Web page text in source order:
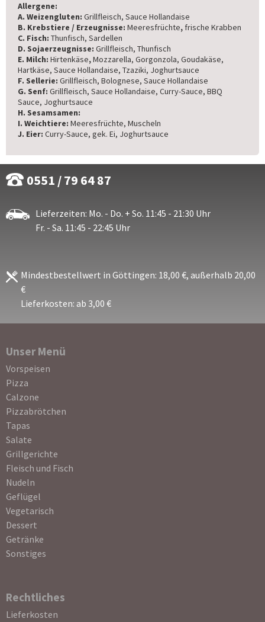
Allergene:
A. Weizengluten: Grillfleisch, Sauce Hollandaise
B. Krebstiere / Erzeugnisse: Meeresfrüchte, frische Krabben
C. Fisch: Thunfisch, Sardellen
D. Sojaerzeugnisse: Grillfleisch, Thunfisch
E. Milch: Hirtenkäse,Mozzarella, Gorgonzola, Goudakäse,
Hartkäse, Sauce Hollandaise, Tzaziki, Joghurtsauce
F. Sellerie: Grillfleisch, Bolognese, Sauce Hollandaise
G. Senf: Grillfleisch, Sauce Hollandaise, Curry-Sauce, BBQ
Sauce, Joghurtsauce
H. Sesamsamen:
I. Weichtiere: Meeresfrüchte, Muscheln
J. Eier: Curry-Sauce, gek. Ei, Joghurtsauce
0551 / 79 64 87
Lieferzeiten: Mo. - Do. + So. 11:45 - 21:30 Uhr
Fr. - Sa. 11:45 - 22:45 Uhr
Mindestbestellwert in Göttingen: 18,00 €, außerhalb 20,00
€
Lieferkosten: ab 3,00 €
Unser Menü
Navigation
überspringen
Vorspeisen
Pizza
Calzone
Pizzabrötchen
Tapas
Salate
Grillgerichte
Fleisch und Fisch
Nudeln
Geflügel
Vegetarisch
Dessert
Getränke
Sonstiges
Rechtliches
Navigation
Lieferkosten